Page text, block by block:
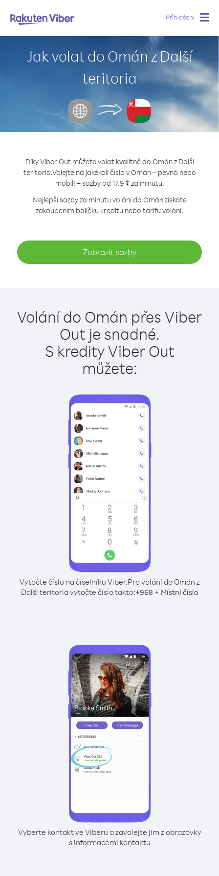
Přihlášení
Jak volat do Omán z Další
teritoria
Díky Viber Out můžete volat kvalitně do Omán z Další
teritoria.Volejte na jakékoli číslo v Omán – pevná nebo
mobil! – sazby od 17.9 ¢ za minutu.
Nejlepší sazby za minutu volání do Omán získáte
zakoupením balíčku kreditu nebo tarifu volání.
Zobrazit sazby
Volání do Omán přes Viber
Out je snadné.
S kredity Viber Out
můžete:
Vytočte číslo na číselníku Viber.Pro volání do Omán z
Další teritoria vytočte číslo takto:+968 + Místní číslo
Vyberte kontakt ve Viberu a zavolejte jim z obrazovky
s informacemi kontaktu